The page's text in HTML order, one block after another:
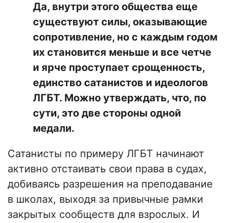
Да, внутри этого общества еще
существуют силы, оказывающие
сопротивление, но с каждым годом
их становится меньше и все четче
и ярче проступает срощенность,
единство сатанистов и идеологов
ЛГБТ. Можно утверждать, что, по
сути, это две стороны одной
медали.
Сатанисты по примеру ЛГБТ начинают
активно отстаивать свои права в судах,
добиваясь разрешения на преподавание
в школах, выходя за привычные рамки
закрытых сообществ для взрослых. И